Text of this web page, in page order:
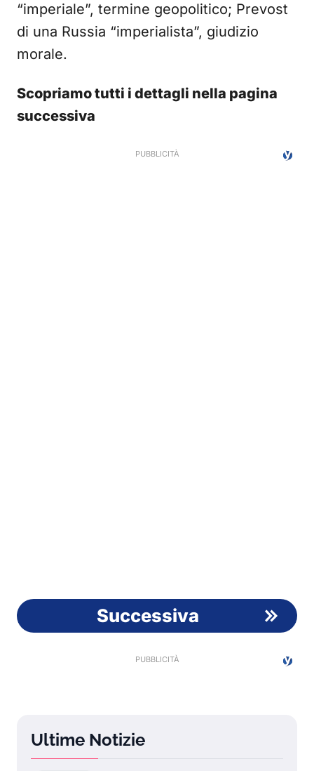
“imperiale”, termine geopolitico; Prevost
di una Russia “imperialista”, giudizio
morale.
Scopriamo tutti i dettagli nella pagina
successiva
Successiva
Ultime Notizie